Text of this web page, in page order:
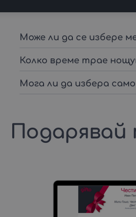
Може ли да се избере
Колко време трае
Мога ли да избера
Подарявай